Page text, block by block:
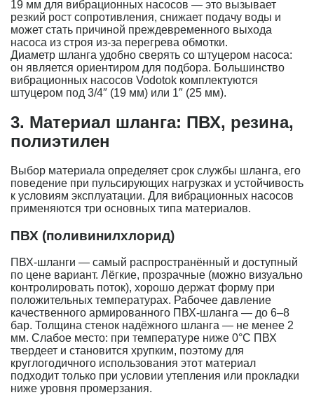
19 мм для вибрационных насосов — это вызывает
резкий рост сопротивления, снижает подачу воды и
может стать причиной преждевременного выхода
насоса из строя из-за перегрева обмотки.
Диаметр шланга удобно сверять со штуцером насоса:
он является ориентиром для подбора. Большинство
вибрационных насосов Vodotok комплектуются
штуцером под 3/4″ (19 мм) или 1″ (25 мм).
3. Материал шланга: ПВХ, резина,
полиэтилен
Выбор материала определяет срок службы шланга, его
поведение при пульсирующих нагрузках и устойчивость
к условиям эксплуатации. Для вибрационных насосов
применяются три основных типа материалов.
ПВХ (поливинилхлорид)
ПВХ-шланги — самый распространённый и доступный
по цене вариант. Лёгкие, прозрачные (можно визуально
контролировать поток), хорошо держат форму при
положительных температурах. Рабочее давление
качественного армированного ПВХ-шланга — до 6–8
бар. Толщина стенок надёжного шланга — не менее 2
мм. Слабое место: при температуре ниже 0°C ПВХ
твердеет и становится хрупким, поэтому для
круглогодичного использования этот материал
подходит только при условии утепления или прокладки
ниже уровня промерзания.